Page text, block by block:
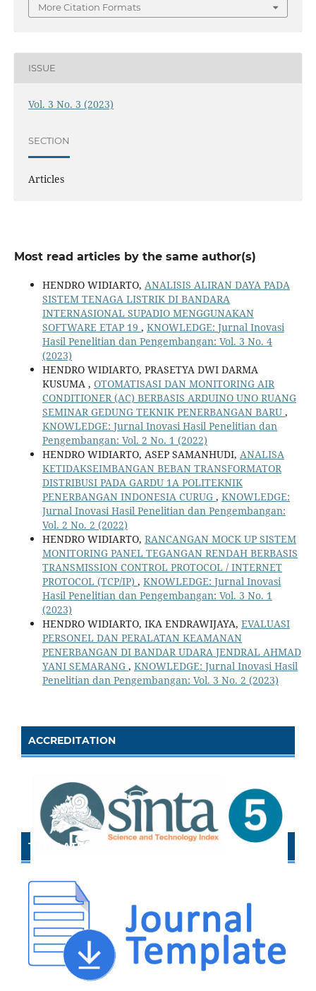
More Citation Formats
ISSUE
Vol. 3 No. 3 (2023)
SECTION
Articles
Most read articles by the same author(s)
HENDRO WIDIARTO, ANALISIS ALIRAN DAYA PADA
SISTEM TENAGA LISTRIK DI BANDARA
INTERNASIONAL SUPADIO MENGGUNAKAN
SOFTWARE ETAP 19 , KNOWLEDGE: Jurnal Inovasi
Hasil Penelitian dan Pengembangan: Vol. 3 No. 4
(2023)
HENDRO WIDIARTO, PRASETYA DWI DARMA
KUSUMA , OTOMATISASI DAN MONITORING AIR
CONDITIONER (AC) BERBASIS ARDUINO UNO RUANG
SEMINAR GEDUNG TEKNIK PENERBANGAN BARU ,
KNOWLEDGE: Jurnal Inovasi Hasil Penelitian dan
Pengembangan: Vol. 2 No. 1 (2022)
HENDRO WIDIARTO, ASEP SAMANHUDI, ANALISA
KETIDAKSEIMBANGAN BEBAN TRANSFORMATOR
DISTRIBUSI PADA GARDU 1A POLITEKNIK
PENERBANGAN INDONESIA CURUG , KNOWLEDGE:
Jurnal Inovasi Hasil Penelitian dan Pengembangan:
Vol. 2 No. 2 (2022)
HENDRO WIDIARTO, RANCANGAN MOCK UP SISTEM
MONITORING PANEL TEGANGAN RENDAH BERBASIS
TRANSMISSION CONTROL PROTOCOL / INTERNET
PROTOCOL (TCP/IP) , KNOWLEDGE: Jurnal Inovasi
Hasil Penelitian dan Pengembangan: Vol. 3 No. 1
(2023)
HENDRO WIDIARTO, IKA ENDRAWIJAYA, EVALUASI
PERSONEL DAN PERALATAN KEAMANAN
PENERBANGAN DI BANDAR UDARA JENDRAL AHMAD
YANI SEMARANG , KNOWLEDGE: Jurnal Inovasi Hasil
Penelitian dan Pengembangan: Vol. 3 No. 2 (2023)
ACCREDITATION
TEMPLATE